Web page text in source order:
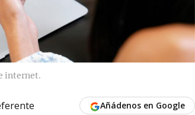
internet.
Añádenos en Google